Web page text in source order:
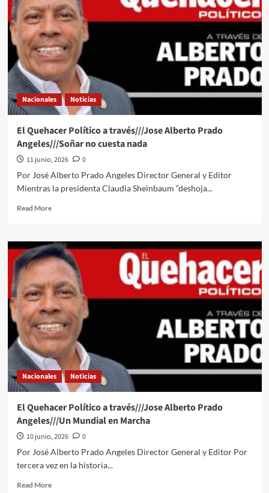
Nacionales Noticias
El Quehacer Político a través///Jose Alberto Prado
Angeles///Soñar no cuesta nada
11 junio, 2026
0
Por José Alberto Prado Angeles Director General y Editor
Mientras la presidenta Claudia Sheinbaum “deshoja...
Read MoreRead
El
Quehacer
Político
través///Jose
Alberto
Prado
Angeles///Soñar
no
cuesta
nada
Nacionales Noticias
El Quehacer Político a través///Jose Alberto Prado
Angeles///Un Mundial en Marcha
10 junio, 2026
0
Por José Alberto Prado Angeles Director General y Editor Por
tercera vez en la historia...
Read MoreRead